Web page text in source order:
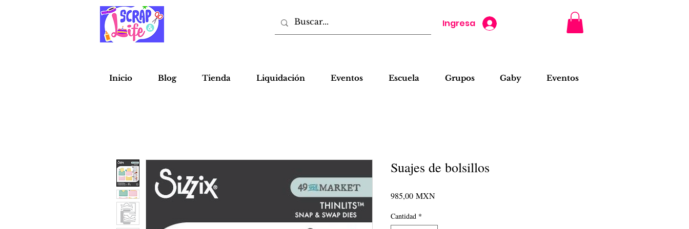
Ingresa
Inicio Blog Tienda Liquidación Eventos Escuela Grupos Gaby Eventos
Suajes de bolsillos
985,00 MXNPrecio
Cantidad *